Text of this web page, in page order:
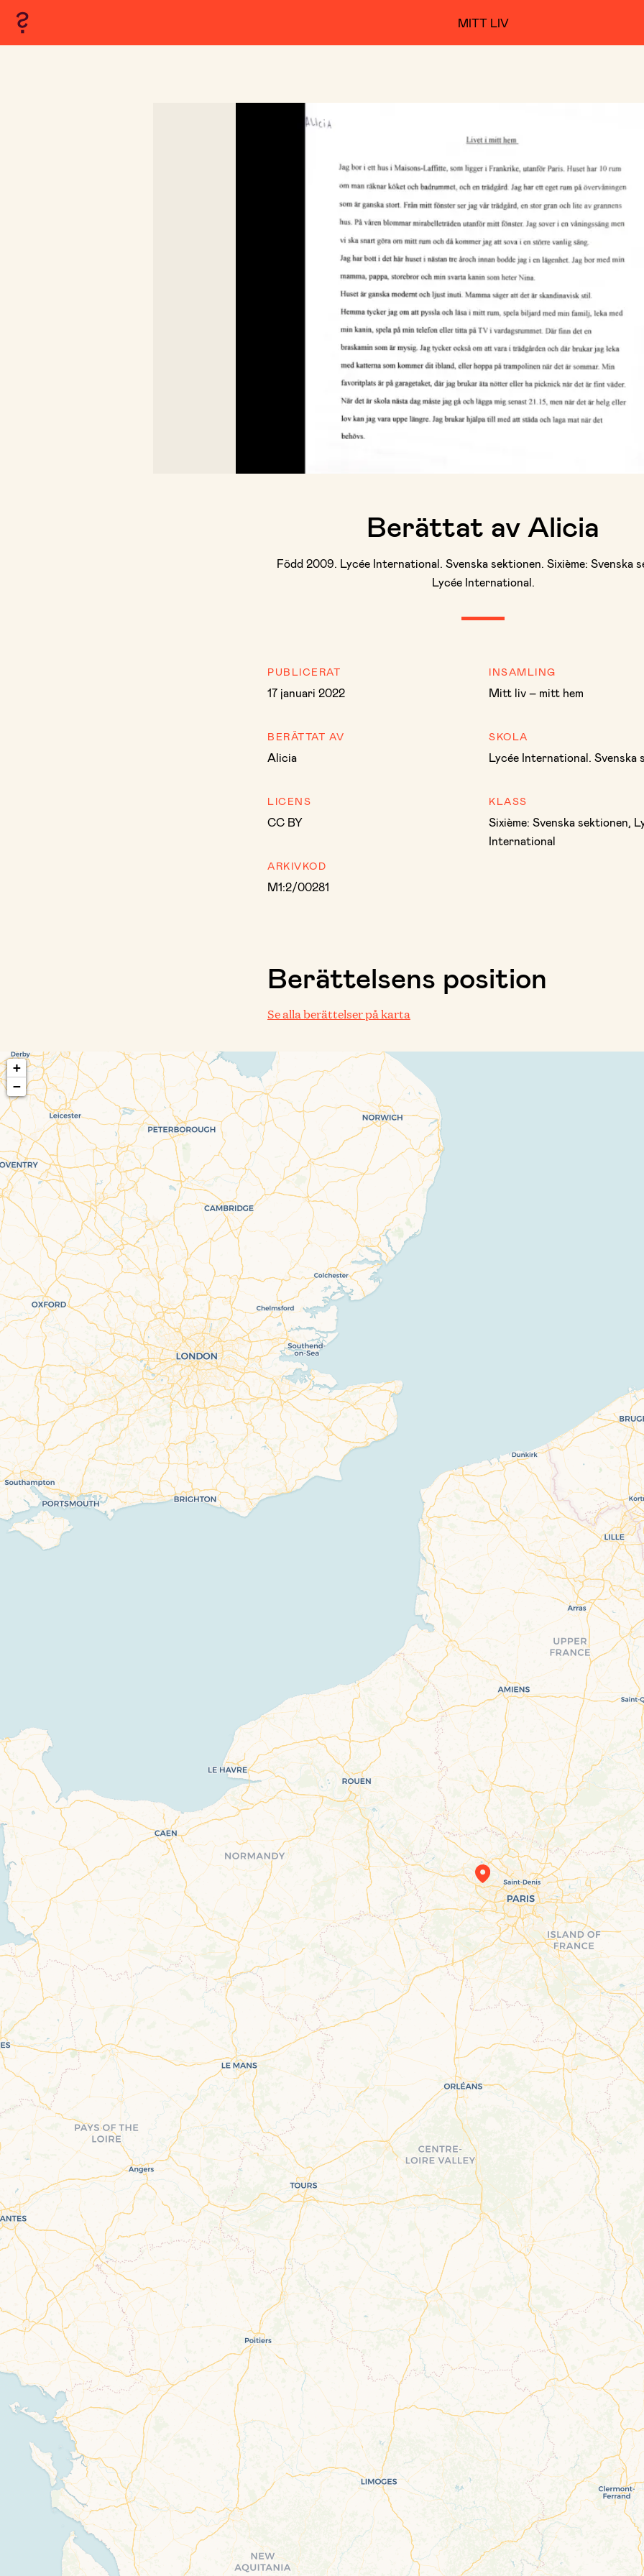
MITT LIV
Berättat av Alicia
Född 2009. Lycée International. Svenska sektionen. Sixième: Svenska
Lycée International.
PUBLICERAT
17 januari 2022
BERÄTTAT AV
Alicia
LICENS
CC BY
ARKIVKOD
M1:2/00281
INSAMLING
Mitt liv – mitt hem
SKOLA
Lycée International. Svenska
KLASS
Sixième: Svenska sektionen,
International
Berättelsens position
Se alla berättelser på karta
Travelers’ Map is loading…
If you see this after your page is loaded completely, leafletJS files are missing.
+
−